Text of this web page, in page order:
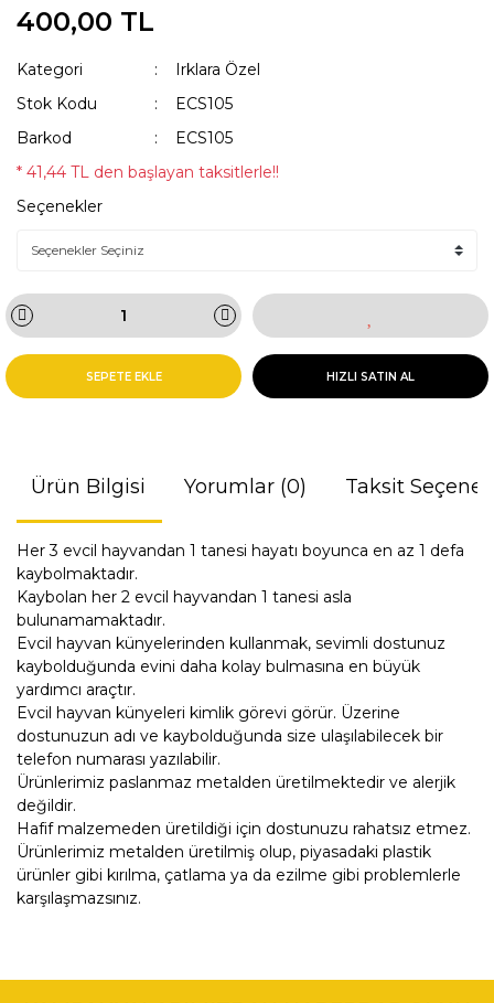
400,00 TL
Kategori
Irklara Özel
Stok Kodu
ECS105
Barkod
ECS105
* 41,44 TL den başlayan taksitlerle!!
Seçenekler
SEPETE EKLE HIZLI SATIN AL
Ürün Bilgisi Yorumlar (0) Taksit
Her 3 evcil hayvandan 1 tanesi hayatı boyunca en az 1 defa
kaybolmaktadır.
Kaybolan her 2 evcil hayvandan 1 tanesi asla
bulunamamaktadır.
Evcil hayvan künyelerinden kullanmak, sevimli dostunuz
kaybolduğunda evini daha kolay bulmasına en büyük
yardımcı araçtır.
Evcil hayvan künyeleri kimlik görevi görür. Üzerine
dostunuzun adı ve kaybolduğunda size ulaşılabilecek bir
telefon numarası yazılabilir.
Ürünlerimiz paslanmaz metalden üretilmektedir ve alerjik
değildir.
Hafif malzemeden üretildiği için dostunuzu rahatsız etmez.
Ürünlerimiz metalden üretilmiş olup, piyasadaki plastik
ürünler gibi kırılma, çatlama ya da ezilme gibi problemlerle
karşılaşmazsınız.
konularda yetersiz gördüğünüz noktaları öneri formunu